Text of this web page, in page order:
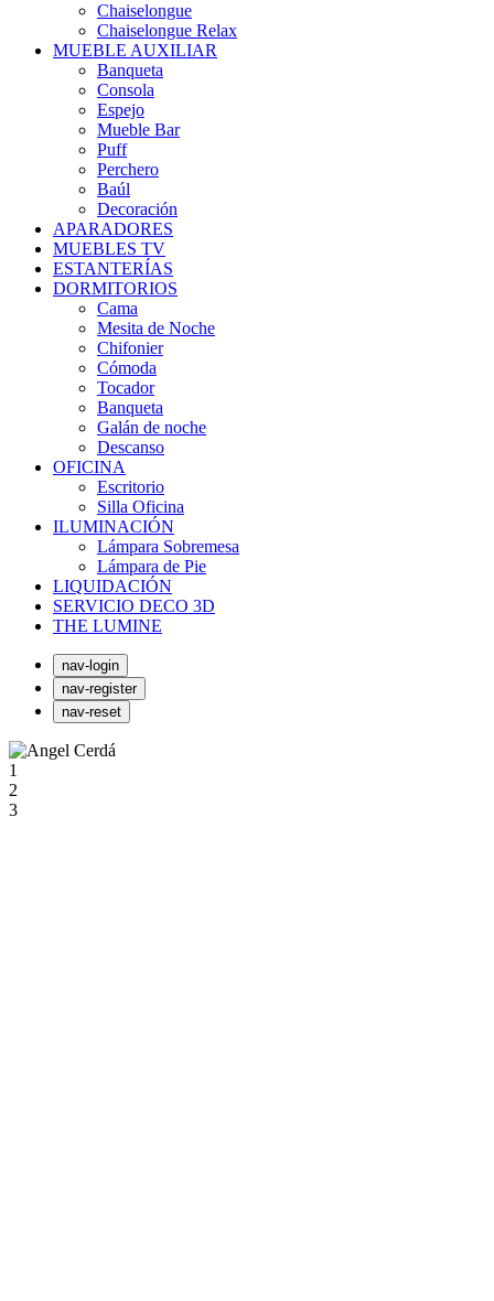
Chaiselongue
Chaiselongue Relax
MUEBLE AUXILIAR
Banqueta
Consola
Espejo
Mueble Bar
Puff
Perchero
Baúl
Decoración
APARADORES
MUEBLES TV
ESTANTERÍAS
DORMITORIOS
Cama
Mesita de Noche
Chifonier
Cómoda
Tocador
Banqueta
Galán de noche
Descanso
OFICINA
Escritorio
Silla Oficina
ILUMINACIÓN
Lámpara Sobremesa
Lámpara de Pie
LIQUIDACIÓN
SERVICIO DECO 3D
THE LUMINE
nav-login
nav-register
nav-reset
1
2
3